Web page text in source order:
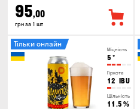
95,00
грн за 1 шт
Міцність
5 °
Гіркота
12 IBU
Щільність
11.5 %
Тільки онлайн